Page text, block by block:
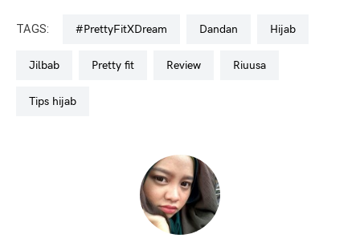
TAGS: #PrettyFitXDream dandan hijab
jilbab pretty fit Review riuusa
tips hijab